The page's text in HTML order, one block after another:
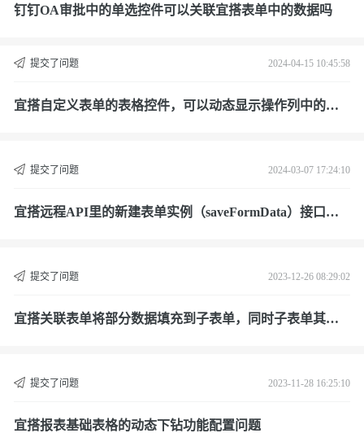
钉钉OA审批中的单选控件可以关联宜搭表单中的数据吗
提交了问题 2024-04-15 10:45:58
宜搭自定义表单的表格控件，可以动态显示操作列中的操
提交了问题 2024-03-07 17:24:10
宜搭远程API里的新建表单实例（saveFormData）接口是
提交了问题 2023-12-26 08:29:02
宜搭关联表单将部分数据填充到子表单，同时子表单其他
提交了问题 2023-11-28 16:25:10
宜搭报表基础表格的动态下钻功能配置问题